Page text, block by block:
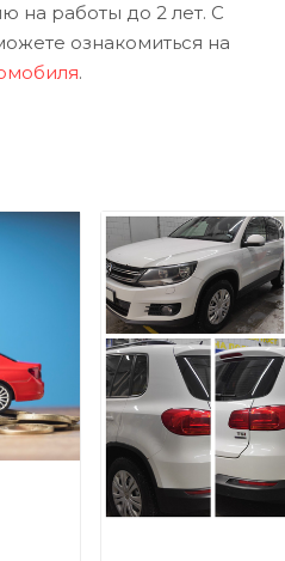
на работы до 2 лет. С
ознакомиться на
.